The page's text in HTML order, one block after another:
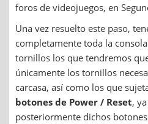
foros de videojuegos, en
Una vez resuelto este paso,
completamente toda la
tornillos los que tendremos
únicamente los tornillos
carcasa, así como los que
botones de Power / Reset,
posteriormente dichos